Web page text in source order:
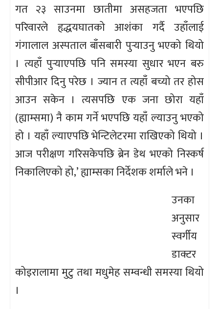
गत २३ साउनमा छातीमा असहजता भएपछि
परिवारले हृद्धयघातको आशंका गर्दै उहाँलाई
गंगालाल अस्पताल बाँसबारी पुर्‍याउनु भएको थियो
। त्यहाँ पुर्‍याएपछि पनि समस्या सुधार भएन बरु
सीपीआर दिनु परेछ । ज्यान त त्यहाँ बच्यो तर होस
आउन सकेन । त्यसपछि एक जना छोरा यहाँ
(ह्याम्समा) नै काम गर्ने भएपछि यहाँ ल्याउनु भएको
हो । यहाँ ल्याएपछि भेन्टिलेटरमा राखिएको थियो ।
आज परीक्षण गरिसकेपछि ब्रेन डेथ भएको निस्कर्ष
निकालिएको हो,’ ह्याम्सका निर्देशक शर्माले भने ।
उनका
अनुसार
स्वर्गीय
डाक्टर
कोइरालामा मुटु तथा मधुमेह सम्वन्धी समस्या थियो
।